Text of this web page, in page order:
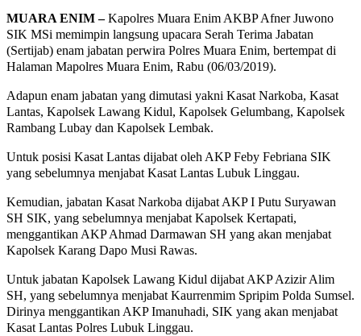
MUARA ENIM –Kapolres Muara Enim AKBP Afner Juwono
SIK MSi memimpin langsung upacara Serah Terima Jabatan
(Sertijab) enam jabatan perwira Polres Muara Enim, bertempat di
Halaman Mapolres Muara Enim, Rabu (06/03/2019).
Adapun enam jabatan yang dimutasi yakni Kasat Narkoba, Kasat
Lantas, Kapolsek Lawang Kidul, Kapolsek Gelumbang, Kapolsek
Rambang Lubay dan Kapolsek Lembak.
Untuk posisi Kasat Lantas dijabat oleh AKP Feby Febriana SIK
yang sebelumnya menjabat Kasat Lantas Lubuk Linggau.
Kemudian, jabatan Kasat Narkoba dijabat AKP I Putu Suryawan
SH SIK, yang sebelumnya menjabat Kapolsek Kertapati,
menggantikan AKP Ahmad Darmawan SH yang akan menjabat
Kapolsek Karang Dapo Musi Rawas.
Untuk jabatan Kapolsek Lawang Kidul dijabat AKP Azizir Alim
SH, yang sebelumnya menjabat Kaurrenmim Spripim Polda Sumsel.
Dirinya menggantikan AKP Imanuhadi, SIK yang akan menjabat
Kasat Lantas Polres Lubuk Linggau.